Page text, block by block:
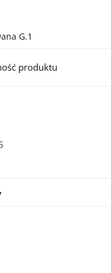
G.1
produktu